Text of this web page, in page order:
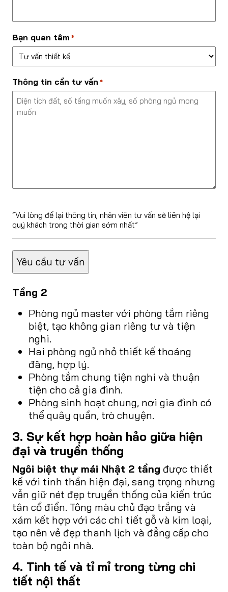
Bạn quan tâm *
Thông tin cần tư vấn *
“Vui lòng để lại thông tin, nhân viên tư vấn sẽ liên hệ lại
quý khách trong thời gian sớm nhất”
Tầng 2
Phòng ngủ master với phòng tắm riêng
biệt, tạo không gian riêng tư và tiện
nghi.
Hai phòng ngủ nhỏ thiết kế thoáng
đãng, hợp lý.
Phòng tắm chung tiện nghi và thuận
tiện cho cả gia đình.
Phòng sinh hoạt chung, nơi gia đình có
thể quây quần, trò chuyện.
3. Sự kết hợp hoàn hảo giữa hiện
đại và truyền thống
Ngôi biệt thự mái Nhật 2 tầng được thiết
kế với tinh thần hiện đại, sang trọng nhưng
vẫn giữ nét đẹp truyền thống của kiến trúc
tân cổ điển. Tông màu chủ đạo trắng và
xám kết hợp với các chi tiết gỗ và kim loại,
tạo nên vẻ đẹp thanh lịch và đẳng cấp cho
toàn bộ ngôi nhà.
4. Tinh tế và tỉ mỉ trong từng chi
tiết nội thất